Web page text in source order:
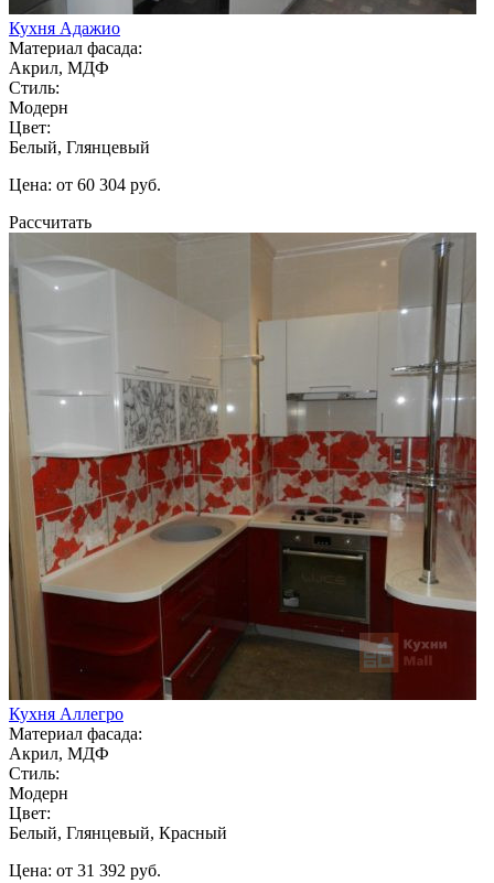
Кухня Адажио
Материал фасада:
Акрил, МДФ
Стиль:
Модерн
Цвет:
Белый, Глянцевый
Цена: от 60 304 руб.
Рассчитать
Кухня Аллегро
Материал фасада:
Акрил, МДФ
Стиль:
Модерн
Цвет:
Белый, Глянцевый, Красный
Цена: от 31 392 руб.